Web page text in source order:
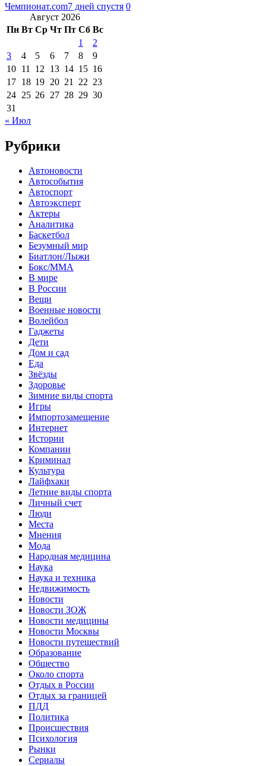
Чемпионат.com7 дней спустя 0
Август 2026
Пн Вт Ср Чт Пт Сб Вс
1
2
3
4 5 6 7 8
9
10 11 12 13 14 15 16
17 18 19 20 21 22 23
24 25 26 27 28 29 30
31
« Июл
Рубрики
Автоновости
Автособытия
Автоспорт
Автоэксперт
Актеры
Аналитика
Баскетбол
Безумный мир
Биатлон/Лыжи
Бокс/MMA
В мире
В России
Вещи
Военные новости
Волейбол
Гаджеты
Дети
Дом и сад
Еда
Звёзды
Здоровье
Зимние виды спорта
Игры
Импортозамещение
Интернет
Истории
Компании
Криминал
Культура
Лайфхаки
Летние виды спорта
Личный счет
Люди
Места
Мнения
Мода
Народная медицина
Наука
Наука и техника
Недвижимость
Новости
Новости ЗОЖ
Новости медицины
Новости Москвы
Новости путешествий
Образование
Общество
Около спорта
Отдых в России
Отдых за границей
ПДД
Политика
Происшествия
Психология
Рынки
Сериалы